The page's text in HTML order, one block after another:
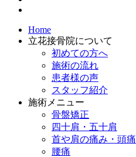
Home
立花接骨院について
初めての方へ
施術の流れ
患者様の声
スタッフ紹介
施術メニュー
骨盤矯正
四十肩・五十肩
首や肩の痛み・頭痛
腰痛